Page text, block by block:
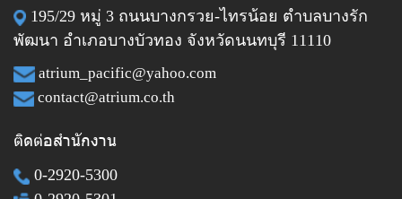
195/29 หมู่ 3 ถนนบางกรวย-ไทรน้อย ตำบลบางรัก
พัฒนา อำเภอบางบัวทอง จังหวัดนนทบุรี 11110
atrium_pacific@yahoo.com
contact@atrium.co.th
ติดต่อสำนักงาน
0-2920-5300